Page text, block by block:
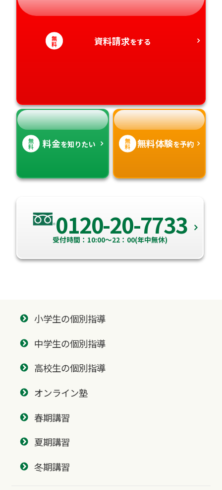
静岡県
愛知県
和歌山県
徳島県
香川県
高知県
大分県
宮崎県
沖縄県
無
料 資料請求をする
無
料 料金を知りたい 無
料 無料体験を予約
0120-20-7733
受付時間：10:00～22：00(年中無休)
小学生の個別指導
中学生の個別指導
高校生の個別指導
オンライン塾
春期講習
夏期講習
冬期講習